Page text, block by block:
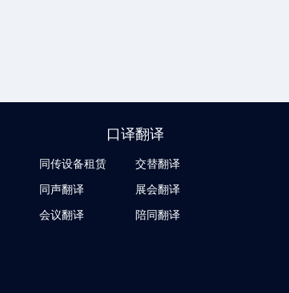
口译翻译
同传设备租赁
交替翻译
同声翻译
展会翻译
会议翻译
陪同翻译